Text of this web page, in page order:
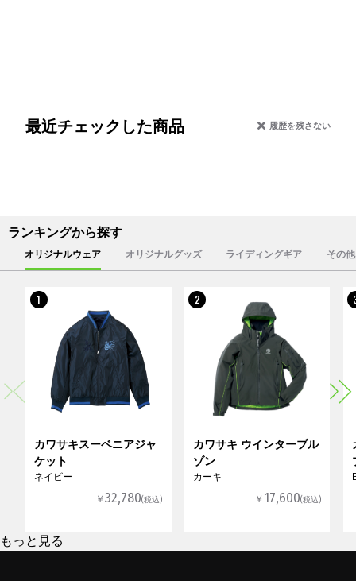
最近チェックした商品 履歴を残さない
ランキングから探す
オリジナルウェア オリジナルグッズ ライディングギア その
1
カワサキスーベニアジャ
ケット
ネイビー
￥32,780(税込)
2
カワサキ ウインターブル
ゾン
カーキ
￥ 17,600(税込)
もっと見る